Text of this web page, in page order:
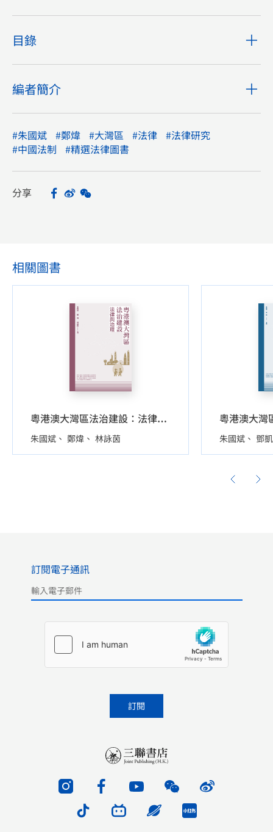
目錄
編者簡介
#朱國斌 #鄭煒 #大灣區 #法律 #法律研究
#中國法制
#精選法律圖書
分享 Facebook
Sina Weibo
WeChat
相關圖書
粵港澳大灣區法治建設：法律與治理
朱國斌 鄭煒 林詠茵 朱國斌 鄧凱
訂閱電子通訊